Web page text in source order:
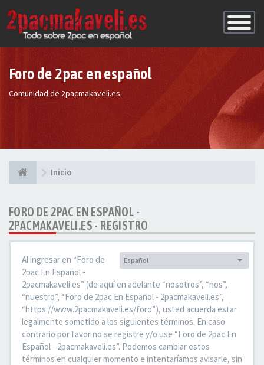
de
Foro de 2pac en español
Comunidad de 2pacmakaveli.es
Inicio
FORO DE 2PAC EN ESPAÑOL -
2PACMAKAVELI.ES - REGISTRO
Idioma:
Español
Al ingresar en “Foro de
2pac En Español -
2pacmakaveli.es” (de aquí en adelante “nosotros”, “nos”,
“nuestro”, “Foro de 2pac En Español - 2pacmakaveli.es”,
“https://www.2pacmakaveli.es/foro”), usted acuerda estar
legalmente sometido a los siguientes términos. En caso
contrario por favor no se registre y/o use “Foro de 2pac En
Español - 2pacmakaveli.es”. Podemos cambiar estos
términos en cualquier momento e intentaríamos avisarle, sin